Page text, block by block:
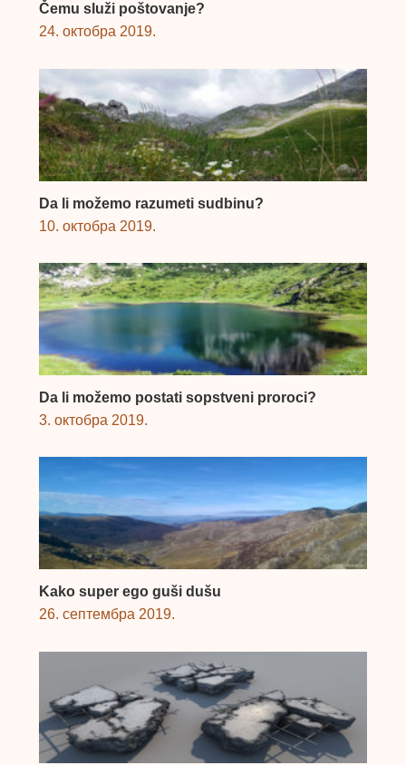
Čemu služi poštovanje?
24. октобра 2019.
Da li možemo razumeti sudbinu?
10. октобра 2019.
Da li možemo postati sopstveni proroci?
3. октобра 2019.
Kako super ego guši dušu
26. септембра 2019.